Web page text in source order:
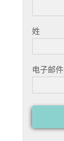
姓
电子邮